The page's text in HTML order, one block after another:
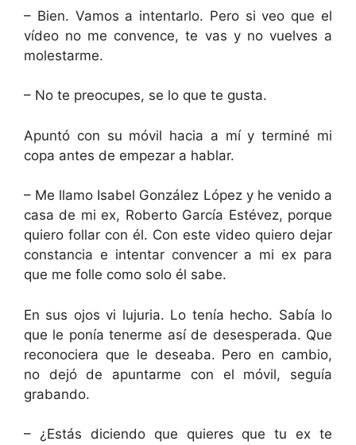
– Bien. Vamos a intentarlo. Pero si veo que el
vídeo no me convence, te vas y no vuelves a
molestarme.
– No te preocupes, se lo que te gusta.
Apuntó con su móvil hacia a mí y terminé mi
copa antes de empezar a hablar.
– Me llamo Isabel González López y he venido a
casa de mi ex, Roberto García Estévez, porque
quiero follar con él. Con este video quiero dejar
constancia e intentar convencer a mi ex para
que me folle como solo él sabe.
En sus ojos vi lujuria. Lo tenía hecho. Sabía lo
que le ponía tenerme así de desesperada. Que
reconociera que le deseaba. Pero en cambio,
no dejó de apuntarme con el móvil, seguía
grabando.
– ¿Estás diciendo que quieres que tu ex te